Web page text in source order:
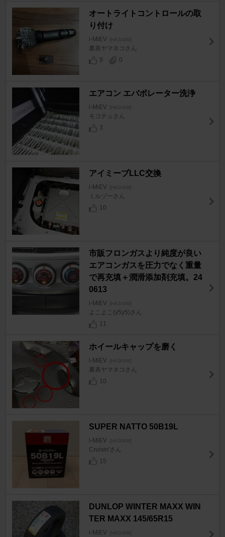
オートライトコントロールの取
り付け
i-MiEV [HA3/4W]
裏表ヤマネコさん
9
0
エアコン エバポレーター洗浄
i-MiEV [HA3/4W]
モコチュさん
3
アイミーブLLC交換
i-MiEV [HA3/4W]
ミルゾーさん
10
市販フロンガスより純度が良い
エアコンガスを圧力でなく重量
で再充填＋潤滑添加剤充填。24
0613
i-MiEV [HA3/4W]
よこよこ(y5y5)さん
11
ホイールキャップを磨く
i-MiEV [HA3/4W]
裏表ヤマネコさん
10
SUPER NATTO 50B19L
i-MiEV [HA3/4W]
Cruisin'さん
15
DUNLOP WINTER MAXX WIN
TER MAXX 145/65R15
i-MiEV [HA3/4W]